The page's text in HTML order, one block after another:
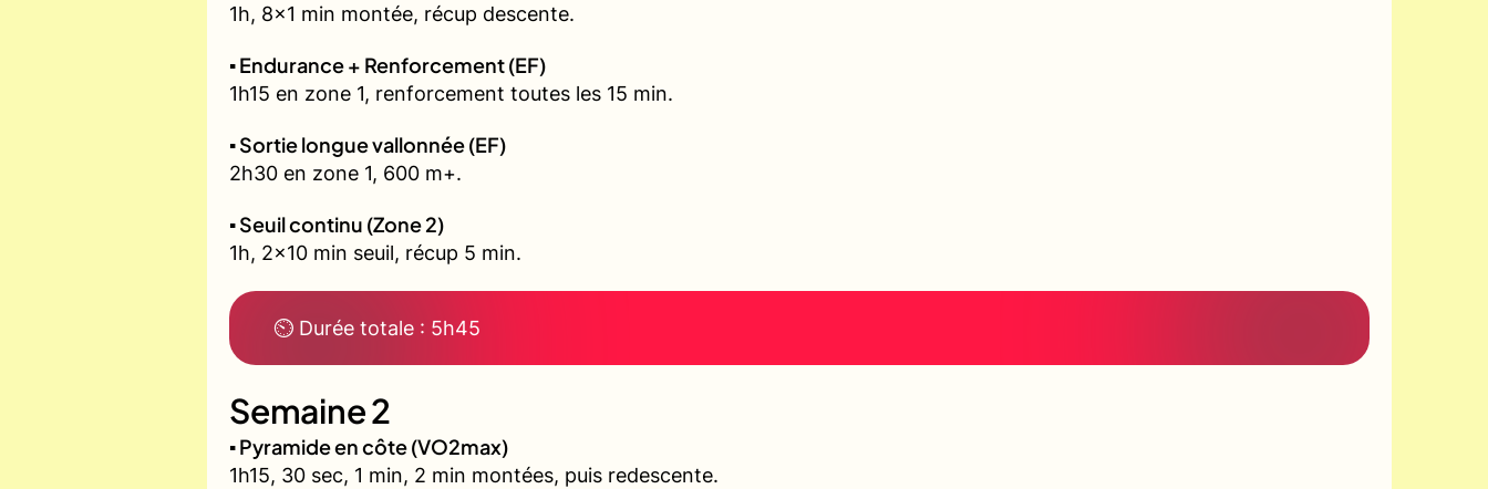
1h, 8x1 min montée, récup descente.
▪️ Endurance + Renforcement (EF)
1h15 en zone 1, renforcement toutes les 15 min.
▪️ Sortie longue vallonnée (EF)
2h30 en zone 1, 600 m+.
▪️ Seuil continu (Zone 2)
1h, 2x10 min seuil, récup 5 min.
⏲ Durée totale : 5h45
Semaine 2
▪️ Pyramide en côte (VO2max)
1h15, 30 sec, 1 min, 2 min montées, puis redescente.